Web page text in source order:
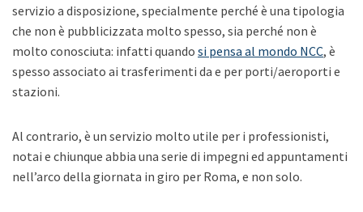
servizio a disposizione, specialmente perché è una tipologia
che non è pubblicizzata molto spesso, sia perché non è
molto conosciuta: infatti quando si pensa al mondo NCC, è
spesso associato ai trasferimenti da e per porti/aeroporti e
stazioni.
Al contrario, è un servizio molto utile per i professionisti,
notai e chiunque abbia una serie di impegni ed appuntamenti
nell’arco della giornata in giro per Roma, e non solo.